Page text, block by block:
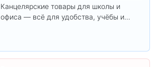
Канцелярские товары для школы и
офиса — всё для удобства, учёбы и